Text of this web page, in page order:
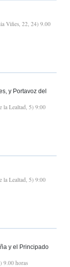
Viñes, 22, 24) 9.00
y Portavoz del
la Lealtad, 5) 9:00
la Lealtad, 5) 9:00
y el Principado
9.00 horas